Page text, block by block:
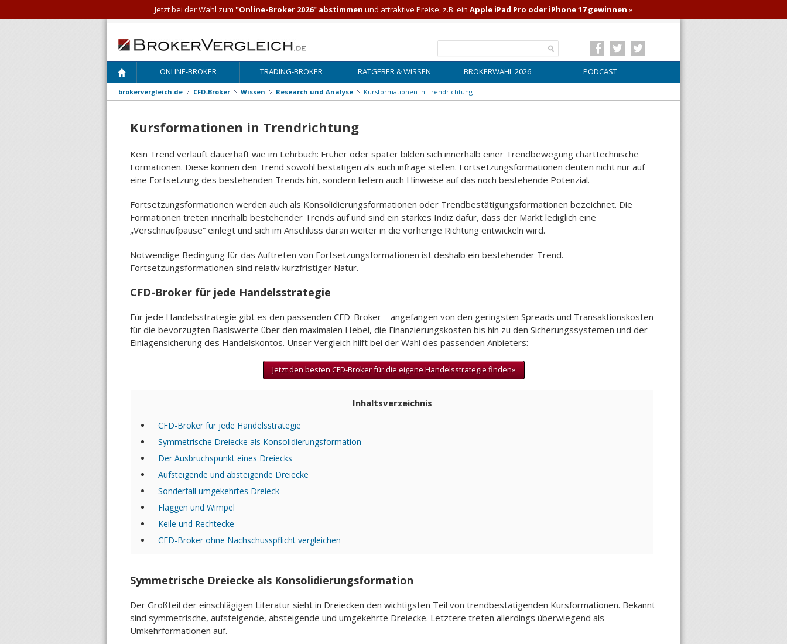
ONLINE-BROKER TRADING-BROKER RATGEBER & WISSEN BROKERWAHL 2026 PODCAST
brokervergleich.de CFD-Broker Wissen Research und Analyse Kursformationen in Trendrichtung
Kursformationen in Trendrichtung
Kein Trend verläuft dauerhaft wie im Lehrbuch: Früher oder später bilden sich innerhalb einer Trendbewegung charttechnische
Formationen. Diese können den Trend sowohl bestätigen als auch infrage stellen. Fortsetzungsformationen deuten nicht nur auf
eine Fortsetzung des bestehenden Trends hin, sondern liefern auch Hinweise auf das noch bestehende Potenzial.
Fortsetzungsformationen werden auch als Konsolidierungsformationen oder Trendbestätigungsformationen bezeichnet. Die
Formationen treten innerhalb bestehender Trends auf und sind ein starkes Indiz dafür, dass der Markt lediglich eine
„Verschnaufpause“ einlegt und sich im Anschluss daran weiter in die vorherige Richtung entwickeln wird.
Notwendige Bedingung für das Auftreten von Fortsetzungsformationen ist deshalb ein bestehender Trend.
Fortsetzungsformationen sind relativ kurzfristiger Natur.
CFD-Broker für jede Handelsstrategie
Für jede Handelsstrategie gibt es den passenden CFD-Broker – angefangen von den geringsten Spreads und Transaktionskosten
für die bevorzugten Basiswerte über den maximalen Hebel, die Finanzierungskosten bis hin zu den Sicherungssystemen und der
Einlagensicherung des Handelskontos. Unser Vergleich hilft bei der Wahl des passenden Anbieters:
Jetzt den besten CFD-Broker für die eigene Handelsstrategie finden»
Inhaltsverzeichnis
CFD-Broker für jede Handelsstrategie
Symmetrische Dreiecke als Konsolidierungsformation
Der Ausbruchspunkt eines Dreiecks
Aufsteigende und absteigende Dreiecke
Sonderfall umgekehrtes Dreieck
Flaggen und Wimpel
Keile und Rechtecke
CFD-Broker ohne Nachschusspflicht vergleichen
Symmetrische Dreiecke als Konsolidierungsformation
Der Großteil der einschlägigen Literatur sieht in Dreiecken den wichtigsten Teil von trendbestätigenden Kursformationen. Bekannt
sind symmetrische, aufsteigende, absteigende und umgekehrte Dreiecke. Letztere treten allerdings überwiegend als
Umkehrformationen auf.
Jetzt bei der Wahl zum "Online-Broker 2026" abstimmen und attraktive Preise, z.B. ein Apple iPad Pro oder iPhone 17 gewinnen »